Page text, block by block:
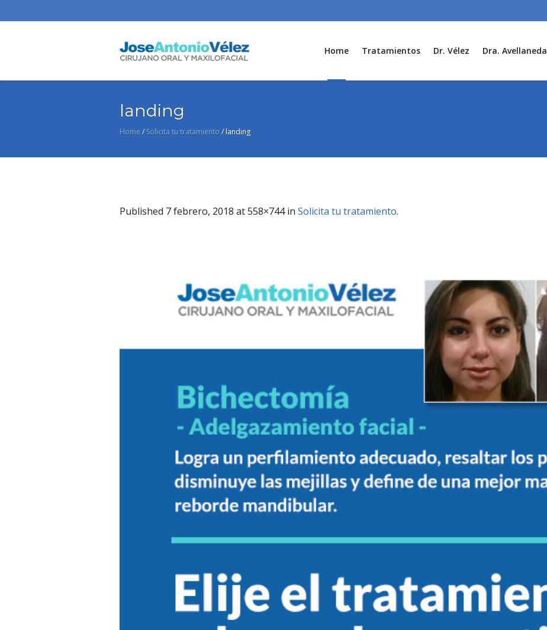
Home Tratamientos Dr. Vélez Dra. Avellaneda
landing
Home / Solicita tu tratamiento / landing
Published 7 febrero, 2018 at 558×744 in Solicita tu tratamiento.